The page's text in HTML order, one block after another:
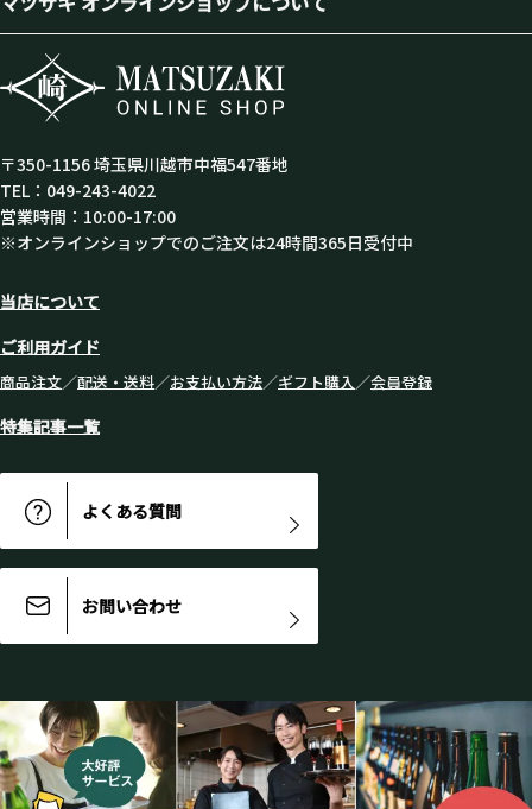
〒350-1156 埼玉県川越市中福547番地
TEL：049-243-4022
営業時間：10:00-17:00
※オンラインショップでのご注文は24時間365日受付中
当店について
ご利用ガイド
商品注文／配送・送料／お支払い方法／ギフト購入／会員登録
特集記事一覧
よくある質問
お問い合わせ